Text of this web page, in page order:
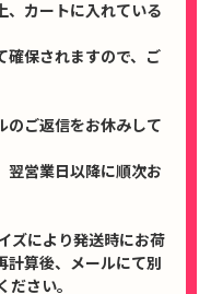
、カートに入れている
確保されますので、ご
のご返信をお休みして
翌営業日以降に順次お
ズにより発送時にお荷
算後、メールにて別
ださい。